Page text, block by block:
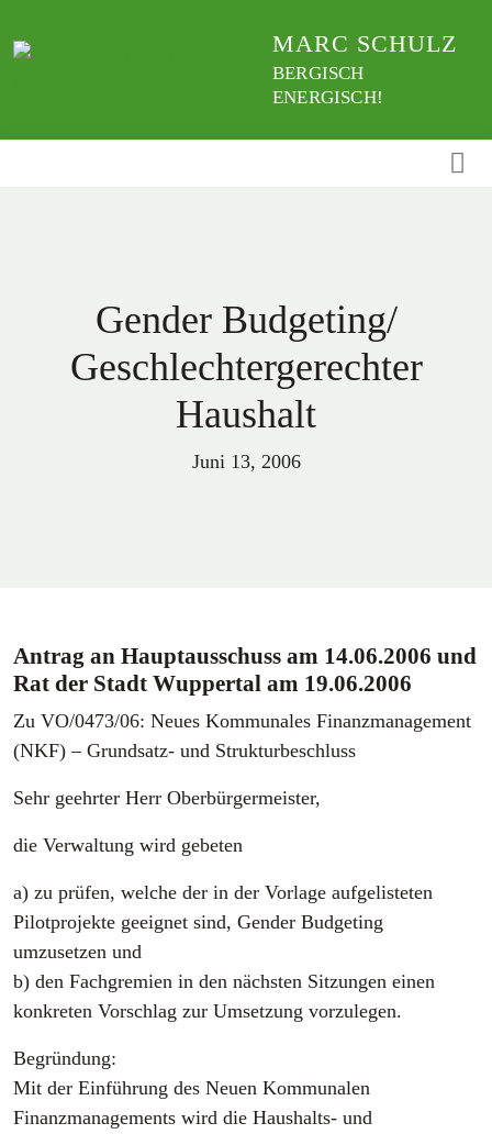
zum
MARC SCHULZ
BERGISCH
ENERGISCH!
Gender Budgeting/
Geschlechtergerechter
Haushalt
Juni 13, 2006
Antrag an Hauptausschuss am 14.06.2006 und
Rat der Stadt Wuppertal am 19.06.2006
Zu VO/0473/06: Neues Kommunales Finanzmanagement
(NKF) – Grundsatz- und Strukturbeschluss
Sehr geehrter Herr Oberbürgermeister,
die Verwaltung wird gebeten
a) zu prüfen, welche der in der Vorlage aufgelisteten
Pilotprojekte geeignet sind, Gender Budgeting
umzusetzen und
b) den Fachgremien in den nächsten Sitzungen einen
konkreten Vorschlag zur Umsetzung vorzulegen.
Begründung:
Mit der Einführung des Neuen Kommunalen
Finanzmanagements wird die Haushalts- und